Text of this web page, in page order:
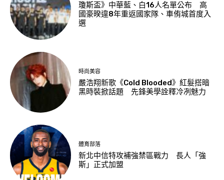
瓊斯盃》中華藍、白16人名單公布 高
國豪暌違8年重返國家隊、車侑城首度入
選
時尚美容
嚴浩翔新歌《Cold Blooded》紅髮搭暗
黑時裝掀話題 先鋒美學詮釋冷冽魅力
體育部落
新北中信特攻補強禁區戰力 長人「強
斯」正式加盟